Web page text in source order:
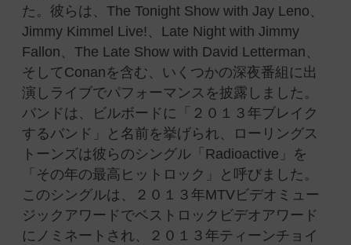
た。彼らは、The Tonight Show with Jay Leno、
Jimmy Kimmel Live!、Late Night with Jimmy
Fallon、The Late Show with David Letterman、
そしてConanを含む、いくつかの深夜番組に出
演しライブでパフォーマンスを披露しました。
バンドは、ビルボードに「２０１３年ブレイク
するバンド」と名前を挙げられ、ローリングス
トーンズは彼らのシングル「Radioactive」を
「その年の最高ヒットロック」と呼びました。
このシングルは、２０１３年MTVビデオミュー
ジックアワードでベストロックビデオアワード
にノミネートされ、２０１３年ティーンチョイ